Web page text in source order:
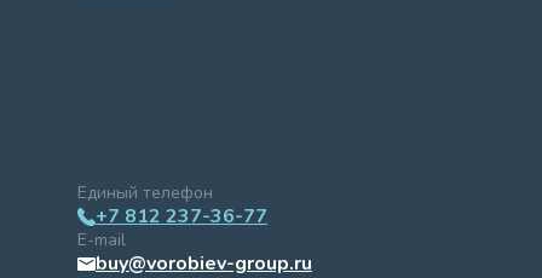
Единый телефон
+7 812 237-36-77
E-mail
buy@vorobiev-group.ru